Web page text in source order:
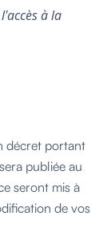
à la
décret portant
publiée au
seront mis à
de vos